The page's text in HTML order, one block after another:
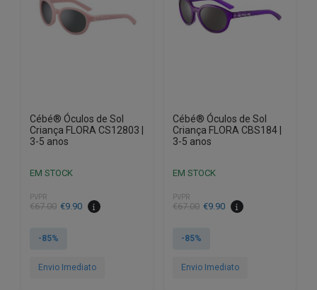
Cébé® Óculos de Sol
Criança FLORA CS12803 |
3-5 anos
EM STOCK
PVPR
€67.00
O
original
€67.00.
€9.90
O
atual
€9.90.
-85%
Envio Imediato
Cébé® Óculos de Sol
Criança FLORA CBS184 |
3-5 anos
EM STOCK
PVPR
€67.00
O
original
€67.00.
€9.90
O
atual
€9.90.
-85%
Envio Imediato